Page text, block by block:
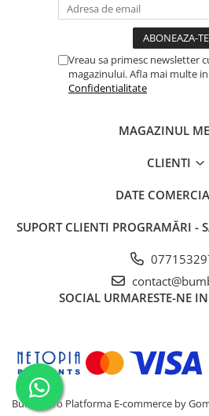
Vreau sa primesc newsletter
magazinului. Afla mai multe in
Confidentialitate
MAGAZINUL
CLIENTI
DATE
SUPORT CLIENTI PROGRAMĂRI -
SOCIAL URMARESTE-NE
Bumbac.ro Platforma E-commerce by